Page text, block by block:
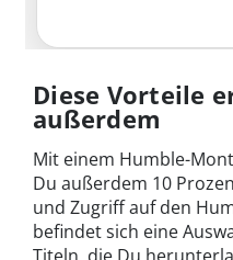
Diese Vorteile
außerdem
Mit einem Humble-
Du außerdem 10
und Zugriff auf den
befindet sich eine